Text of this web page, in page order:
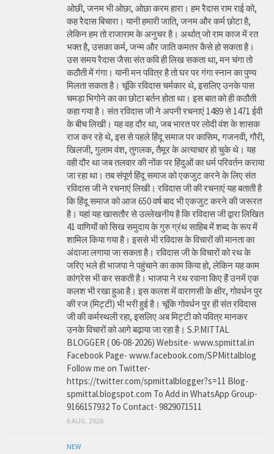
ओछी, जनम भी ओछा, ओछा करम हारा। हम रैदास राम राई को,
कह रैदास बिचारा। यानी हमारी जाति, जनम और कर्म छोटा है,
लेकिन हम तो राजाराम के अनुचर है। अर्थात् जो राम काज में रत
भक्त है, उसका कर्म, जन्म और जाति कमतर कैसे हो सकता है।
उस समय रैदास जैसा संत कवि ही लिख सकता था, मन चंगा तो
कठौती में गंगा। यानी मन पवित्र है तो घर पर गंगा स्नान का पुण्य
मिलता सकता है। चूंकि रविदास चर्मकार थे, इसलिए उनके पास
चमड़ा भिगोने का का छोटा बर्तन होता था। इस बात को ही कठौती
कहा गया है। संत रविदास जी ने अपनी रचनाएं 1489 से 1471 ईवी
के बीच लिखी। यह वह दौर था, जब भारत पर लोदी वंश के शासक
राज कर रहे थे, इस से पहले हिंदू समाज पर कासिम, गजनवी, गौरी,
खिलजी, गुलाम वंश, तुगलक, तैमूर के अत्याचार हो चुके थे। यह
वही दौर था जब तलवार की नोंक पर हिंदुओं का धर्म परिवर्तन कराया
जा रहा था। तब संपूर्ण हिंदू समाज को एकजुट करने के लिए संत
रविदास जी ने रचनाएं लिखी। रविदास जी की रचनाएं यह बताती है
कि हिंदू समाज को आज 650 वर्ष बाद भी एकजुट करने की जरूरत
है। यहां यह खासतौर से उल्लेखनीय है कि रविदास जी द्वारा लिखित
41 वाणियोंं को सिख समुदाय के गुरु ग्रंथ साहिब में शब्द के रूप में
शामिल किया गया है। इससे भी रविदास के विचारों की मानता का
अंदाजा लगाया जा सकता है। रविदास जी के विचारों को रथ के
जरिए भले ही भाजपा ने पहुंचाने का काम किया हो, लेकिन यह काम
कांग्रेस भी कर सकती है। भाजपा ने रथ रवाना किए हैं उनमें एक
कलश भी रखा हुआ है। इस कलश में वाराणसी के क्षीर, गोवर्धन पुर
की रज (मिट्टी) भी भरी हुई है। चूंकि गोवर्धन पुर ही संत रविदास
जी की कर्मस्थली रहा, इसलिए अब मिट्टी को पवित्र मानकर
उनके विचारों को आगे बढ़ाया जा रहा है। S.P.MITTAL
BLOGGER ( 06-08-2026) Website- www.spmittal.in
Facebook Page- www.facebook.com/SPMittalblog
Follow me on Twitter-
https://twitter.com/spmittalblogger?s=11 Blog-
spmittal.blogspot.com To Add in WhatsApp Group-
9166157932 To Contact- 9829071511
6 AUG, 2026
NEW